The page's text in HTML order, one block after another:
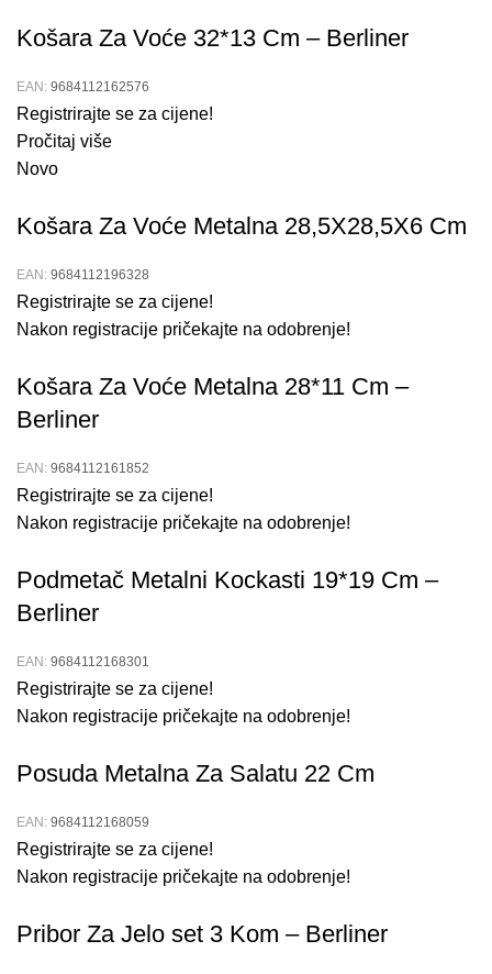
Košara Za Voće 32*13 Cm – Berliner
EAN: 9684112162576
Registrirajte se za cijene!
Pročitaj više
Novo
Košara Za Voće Metalna 28,5X28,5X6 Cm
EAN: 9684112196328
Registrirajte se za cijene!
Nakon registracije pričekajte na odobrenje!
Košara Za Voće Metalna 28*11 Cm –
Berliner
EAN: 9684112161852
Registrirajte se za cijene!
Nakon registracije pričekajte na odobrenje!
Podmetač Metalni Kockasti 19*19 Cm –
Berliner
EAN: 9684112168301
Registrirajte se za cijene!
Nakon registracije pričekajte na odobrenje!
Posuda Metalna Za Salatu 22 Cm
EAN: 9684112168059
Registrirajte se za cijene!
Nakon registracije pričekajte na odobrenje!
Pribor Za Jelo set 3 Kom – Berliner